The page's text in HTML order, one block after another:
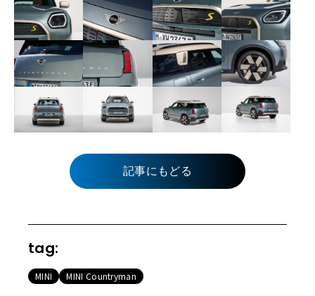
記事にもどる
tag:
MINI MINI Countryman